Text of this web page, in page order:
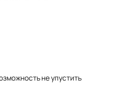
не упустить